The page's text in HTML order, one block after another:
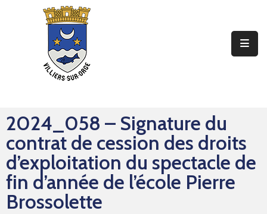
Sorties
Mes
Démarches
2024_058 – Signature du
contrat de cession des droits
d’exploitation du spectacle de
fin d’année de l’école Pierre
Brossolette